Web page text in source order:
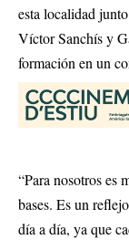
esta localidad
Víctor Sanchís y
formación en un
“Para nosotros es
bases. Es un
día a día, ya que